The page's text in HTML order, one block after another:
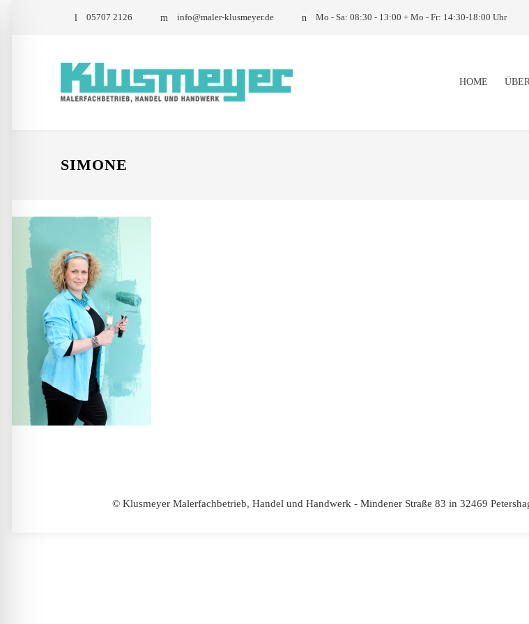
05707 2126 info@maler-klusmeyer.de Mo - Sa: 08:30 - 13:00 + Mo - Fr: 14:30-18:00 Uhr
HOME
SIMONE
© Klusmeyer Malerfachbetrieb, Handel und Handwerk - Mindener Straße 83 in 32469